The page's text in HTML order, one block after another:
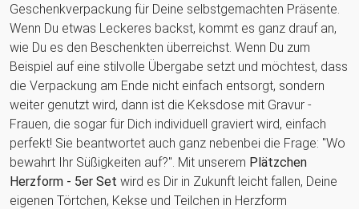
Geschenkverpackung für Deine selbstgemachten Präsente.
Wenn Du etwas Leckeres backst, kommt es ganz drauf an,
wie Du es den Beschenkten überreichst. Wenn Du zum
Beispiel auf eine stilvolle Übergabe setzt und möchtest, dass
die Verpackung am Ende nicht einfach entsorgt, sondern
weiter genutzt wird, dann ist die Keksdose mit Gravur -
Frauen, die sogar für Dich individuell graviert wird, einfach
perfekt! Sie beantwortet auch ganz nebenbei die Frage: "Wo
bewahrt Ihr Süßigkeiten auf?". Mit unserem Plätzchen
Herzform - 5er Set wird es Dir in Zukunft leicht fallen, Deine
eigenen Törtchen, Kekse und Teilchen in Herzform